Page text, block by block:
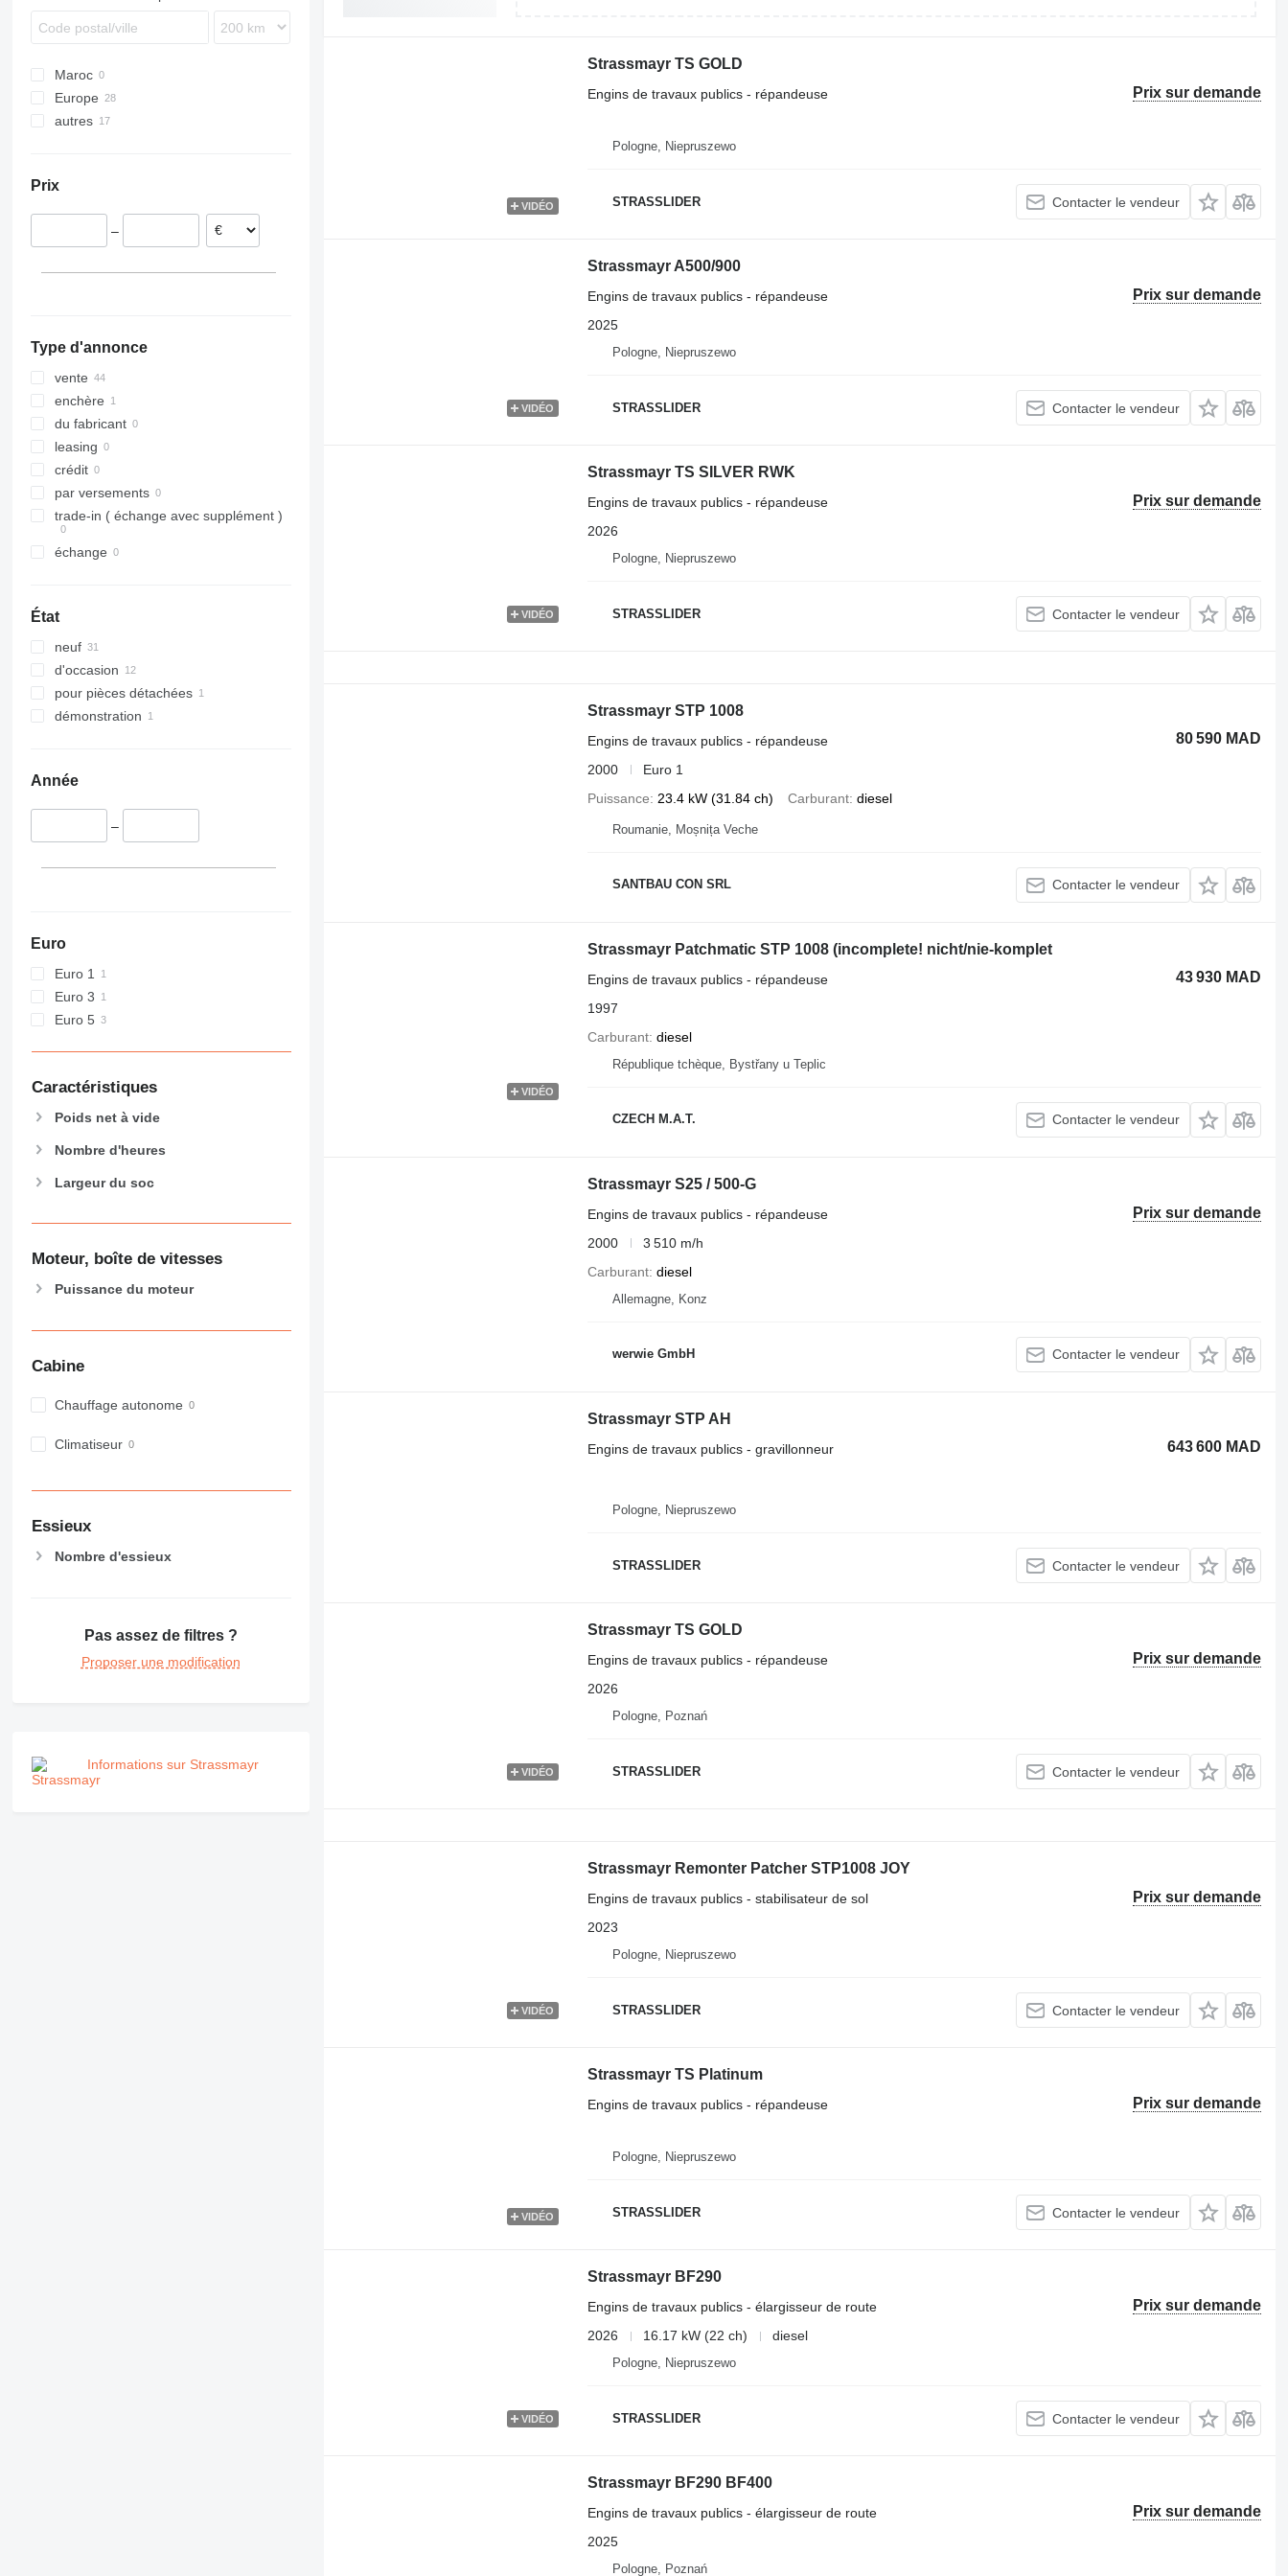
WS
Maroc
Europe
Pologne
Allemagne
autres
Prix
–
Type d'annonce
vente
enchère
du fabricant
leasing
crédit
par versements
trade-in ( échange avec supplément )
échange
État
neuf
d'occasion
pour pièces détachées
démonstration
Année
–
Euro
Euro 1
Euro 3
Euro 5
Caractéristiques
Poids net à vide
Nombre d'heures
Largeur du soc
Moteur, boîte de vitesses
Puissance du moteur
Cabine
Chauffage autonome
Climatiseur
Essieux
Nombre d'essieux
Pas assez de filtres ?
Proposer une modification
Informations sur Strassmayr
VIDÉO
Strassmayr TS GOLD
Prix sur demande
Engins de travaux publics - répandeuse
Pologne, Niepruszewo
STRASSLIDER Contacter le vendeur
VIDÉO
Strassmayr A500/900
Prix sur demande
Engins de travaux publics - répandeuse
2025
Pologne, Niepruszewo
STRASSLIDER Contacter le vendeur
VIDÉO
Strassmayr TS SILVER RWK
Prix sur demande
Engins de travaux publics - répandeuse
2026
Pologne, Niepruszewo
STRASSLIDER Contacter le vendeur
Strassmayr STP 1008
80 590 MAD
Engins de travaux publics - répandeuse
2000
Euro 1
Puissance
23.4 kW (31.84 ch) Carburant diesel
Roumanie, Moșnița Veche
SANTBAU CON SRL Contacter le vendeur
VIDÉO
Strassmayr Patchmatic STP 1008 (incomplete! nicht/nie-komplet
43 930 MAD
Engins de travaux publics - répandeuse
1997
Carburant diesel
République tchèque, Bystřany u Teplic
CZECH M.A.T. Contacter le vendeur
Strassmayr S25 / 500-G
Prix sur demande
Engins de travaux publics - répandeuse
2000
3 510 m/h
Carburant diesel
Allemagne, Konz
werwie GmbH Contacter le vendeur
Strassmayr STP AH
643 600 MAD
Engins de travaux publics - gravillonneur
Pologne, Niepruszewo
STRASSLIDER Contacter le vendeur
VIDÉO
Strassmayr TS GOLD
Prix sur demande
Engins de travaux publics - répandeuse
2026
Pologne, Poznań
STRASSLIDER Contacter le vendeur
VIDÉO
Strassmayr Remonter Patcher STP1008 JOY
Prix sur demande
Engins de travaux publics - stabilisateur de sol
2023
Pologne, Niepruszewo
STRASSLIDER Contacter le vendeur
VIDÉO
Strassmayr TS Platinum
Prix sur demande
Engins de travaux publics - répandeuse
Pologne, Niepruszewo
STRASSLIDER Contacter le vendeur
VIDÉO
Strassmayr BF290
Prix sur demande
Engins de travaux publics - élargisseur de route
2026
16.17 kW (22 ch) diesel
Pologne, Niepruszewo
STRASSLIDER Contacter le vendeur
Strassmayr BF290 BF400
Prix sur demande
Engins de travaux publics - élargisseur de route
2025
Pologne, Poznań